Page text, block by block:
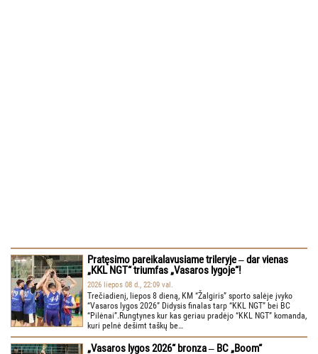
Pratęsimo pareikalavusiame trileryje ‒ dar vienas
„KKL NGT“ triumfas „Vasaros lygoje“!
2026 liepos 08 d., 22:09 val.
Trečiadienį, liepos 8 dieną, KM “Žalgiris” sporto salėje įvyko
“Vasaros lygos 2026” Didysis finalas tarp “KKL NGT” bei BC
“Pilėnai”.Rungtynes kur kas geriau pradėjo “KKL NGT” komanda,
kuri pelnė dešimt taškų be…
„Vasaros lygos 2026“ bronza ‒ BC „Boom“